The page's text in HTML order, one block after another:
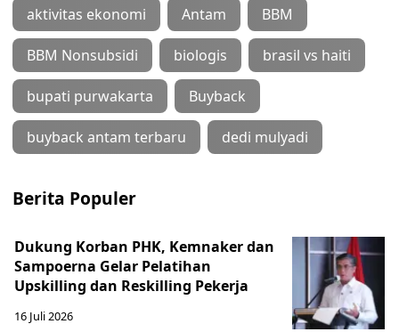
aktivitas ekonomi Antam BBM
BBM Nonsubsidi biologis brasil vs haiti
bupati purwakarta Buyback
buyback antam terbaru dedi mulyadi
Berita Populer
Dukung Korban PHK, Kemnaker dan
Sampoerna Gelar Pelatihan
Upskilling dan Reskilling Pekerja
16 Juli 2026